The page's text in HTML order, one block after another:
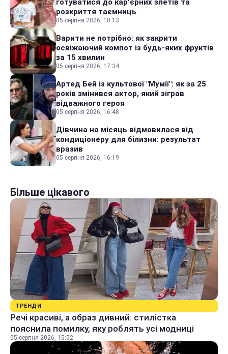
готуватися до кар'єрних злетів та
розкриття таємниць
05 серпня 2026, 18:13
Варити не потрібно: як закрити
освіжаючий компот із будь-яких фруктів
за 15 хвилин
05 серпня 2026, 17:34
Артед Бей із культової "Мумії": як за 25
років змінився актор, який зіграв
відважного героя
05 серпня 2026, 16:48
Дівчина на місяць відмовилася від
кондиціонеру для білизни: результат
вразив
05 серпня 2026, 16:19
Більше цікавого
ТРЕНДИ
Речі красиві, а образ дивний: стилістка
пояснила помилку, яку роблять усі модниці
05 серпня 2026, 15:52